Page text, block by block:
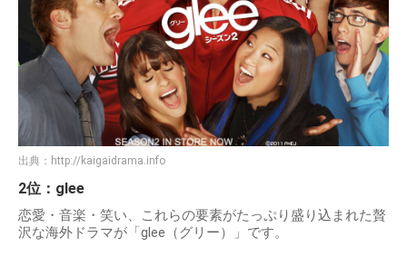
出典： http://kaigaidrama.info
2位：glee
恋愛・音楽・笑い、これらの要素がたっぷり盛り込まれた贅
沢な海外ドラマが「glee（グリー）」です。